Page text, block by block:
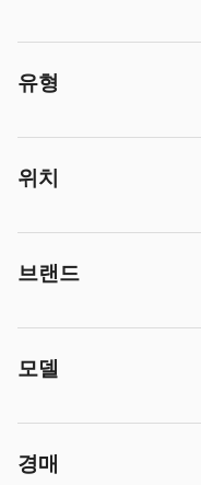
유형
위치
브랜드
모델
경매